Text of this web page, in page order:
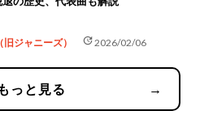
ジャニーズ） update2026/02/06
もっと見る →